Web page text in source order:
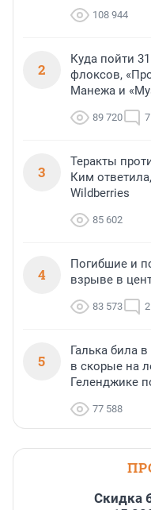
108 944
2
Куда пойти
флоксов,
Манежа и
89 720 7
3
Теракты
Ким
Wildberries
85 602
4
Погибшие и
взрыве в
83 573
5
Галька била
в скорые на
Геленджике
77 588
Скидка